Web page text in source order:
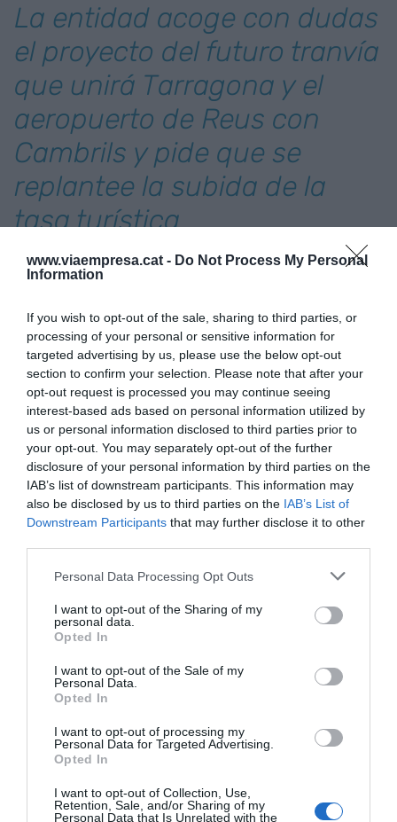
www.viaempresa.cat - Do Not Process My Personal
Information
If you wish to opt-out of the sale, sharing to third parties, or
processing of your personal or sensitive information for
targeted advertising by us, please use the below opt-out
section to confirm your selection. Please note that after your
opt-out request is processed you may continue seeing
interest-based ads based on personal information utilized by
us or personal information disclosed to third parties prior to
your opt-out. You may separately opt-out of the further
disclosure of your personal information by third parties on the
IAB’s list of downstream participants. This information may
also be disclosed by us to third parties on the IAB’s List of
Downstream Participants that may further disclose it to other
Personal Data Processing Opt Outs
I want to opt-out of the Sharing of my
personal data.
Opted In
I want to opt-out of the Sale of my
Personal Data.
Opted In
I want to opt-out of processing my
Personal Data for Targeted Advertising.
Opted In
I want to opt-out of Collection, Use,
Retention, Sale, and/or Sharing of my
Personal Data that Is Unrelated with the
La entidad acoge con dudas
el proyecto del futuro tranvía
que unirá Tarragona y el
aeropuerto de Reus con
Cambrils y pide que se
replantee la subida de la
tasa turística
La nueva patronal, además, acoge con reservas la
ferroviario gestionado por FGC que unirá
Tarragona, el aeropuerto de Reus, La Canonja,
Vilaseca, Salou y Cambrils mediante un tranvía, y
del cual ya se ha licitado la construcción del
Centro Operativo, que deberá estar listo en menos
de dos años. “Tarragona no tiene los problemas de
movilidad que tiene el área metropolitana de
Barcelona y creemos que un buen sistema de
autobuses de hidrógeno con unas frecuencias
adecuadas resolvería mejor y de manera más
FOET también reclama a la Generalitat un
replanteamiento de la tasa turística, que después
territorios como el tarraconense. “Que se haya
llegado a multiplicar por cuatro nos desplaza de la
competencia con otras regiones turísticas, tanto
de España como de Europa”, denuncian.
Una deuda derivada de los